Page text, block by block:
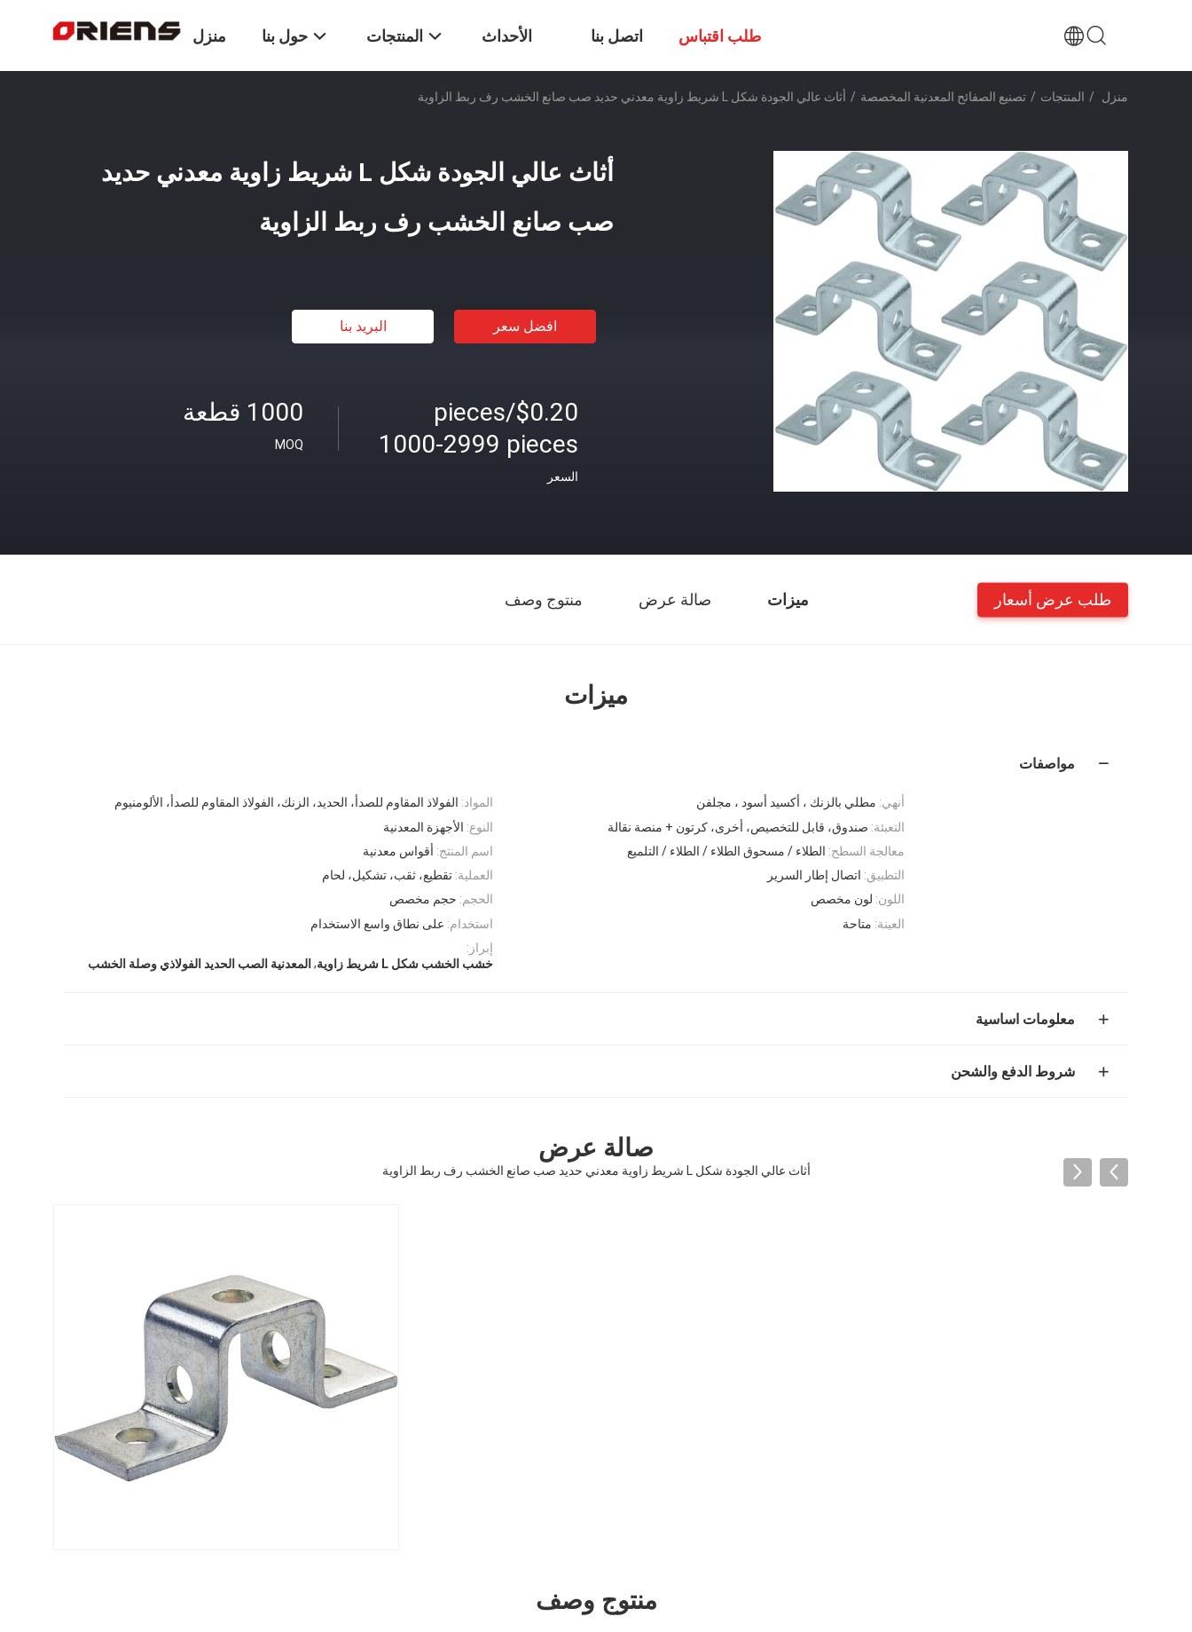
منزل حول بنا المنتجات الأحداث اتصل بنا طلب اقتباس
منزل / المنتجات / تصنيع الصفائح المعدنية المخصصة / أثاث عالي الجودة شكل L شريط زاوية معدني حديد صب صانع الخشب رف ربط الزاوية
أثاث عالي الجودة شكل L شريط زاوية معدني حديد
صب صانع الخشب رف ربط الزاوية
افضل سعر البريد بنا
1000 قطعة
MOQ
$0.20/pieces
1000-2999 pieces
السعر
ميزات صالة عرض منتوج وصف طلب عرض أسعار
ميزات
مواصفات
المواد: الفولاذ المقاوم للصدأ، الحديد، الزنك، الفولاذ المقاوم للصدأ، الألومنيوم أنهي: مطلي بالزنك ، أكسيد أسود ، مجلفن
النوع: الأجهزة المعدنية التعبئة: صندوق، قابل للتخصيص، أخرى، كرتون + منصة نقالة
اسم المنتج: أقواس معدنية معالجة السطح: الطلاء / مسحوق الطلاء / الطلاء / التلميع
العملية: تقطيع، ثقب، تشكيل، لحام التطبيق: اتصال إطار السرير
الحجم: حجم مخصص اللون: لون مخصص
استخدام: على نطاق واسع الاستخدام العينة: متاحة
إبراز:
خشب الخشب شكل L شريط زاوية
, المعدنية الصب الحديد الفولاذي وصلة الخشب
معلومات اساسية
شروط الدفع والشحن
صالة عرض
أثاث عالي الجودة شكل L شريط زاوية معدني حديد صب صانع الخشب رف ربط الزاوية
منتوج وصف